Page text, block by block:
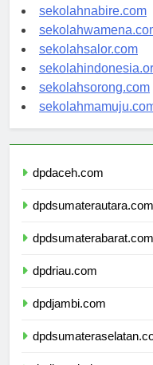
sekolahnabire.com
sekolahsalor.com
sekolahsorong.com
dpdaceh.com
dpdsumaterautara.com
dpdsumaterabarat.com
dpdriau.com
dpdjambi.com